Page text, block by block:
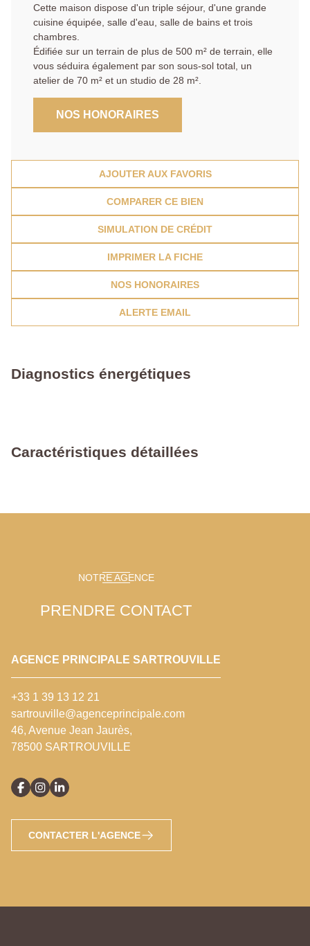
Cette maison dispose d'un triple séjour, d'une grande
cuisine équipée, salle d'eau, salle de bains et trois
chambres.
Édifiée sur un terrain de plus de 500 m² de terrain, elle
vous séduira également par son sous-sol total, un
atelier de 70 m² et un studio de 28 m².
NOS HONORAIRES
AJOUTER AUX FAVORIS
COMPARER CE BIEN
SIMULATION DE CRÉDIT
IMPRIMER LA FICHE
NOS HONORAIRES
ALERTE EMAIL
Diagnostics énergétiques
Caractéristiques détaillées
NOTRE AGENCE
PRENDRE CONTACT
AGENCE PRINCIPALE SARTROUVILLE
+33 1 39 13 12 21
sartrouville@agenceprincipale.com
46, Avenue Jean Jaurès,
78500 SARTROUVILLE
CONTACTER L'AGENCE